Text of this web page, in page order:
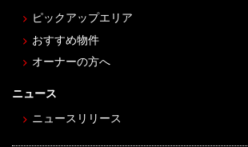
ピックアップエリア
おすすめ物件
オーナーの方へ
ニュース
ニュースリリース